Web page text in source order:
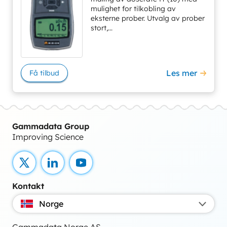
mulighet for tilkobling av
eksterne prober. Utvalg av prober
stort,...
Få tilbud Les mer
Gammadata Group
Improving Science
X LinkedInYouTube
Kontakt
Norge